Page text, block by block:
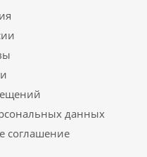
данных
соглашение